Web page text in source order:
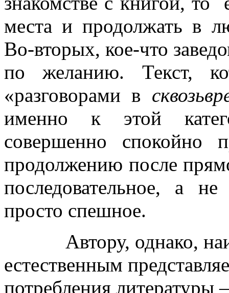
места и продолжать в
Во-вторых, кое-что
по желанию. Текст,
«разговорами в
именно к этой
совершенно спокойно
продолжению после
последовательное, а
просто спешное.
Автору, однако,
естественным
потребления